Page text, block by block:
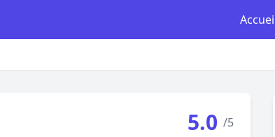
5.0 /5